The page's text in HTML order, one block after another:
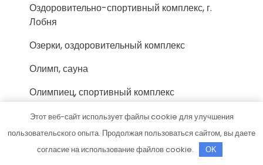
Оздоровительно-спортивный комплекс, г.
Лобня
Озерки, оздоровительный комплекс
Олимп, сауна
Олимпиец, спортивный комплекс
Острова, сауна
Пар, банно-оздоровительный комплекс
Этот веб-сайт использует файлы cookie для улучшения
пользовательского опыта. Продолжая пользоваться сайтом, вы даете
согласие на использование файлов cookie.
OK